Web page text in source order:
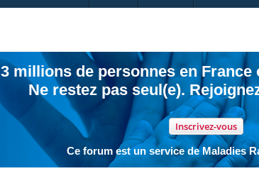
3 millions de personnes en France
Ne restez pas seul(e).
Inscrivez-vous
Ce forum est un service de Maladies